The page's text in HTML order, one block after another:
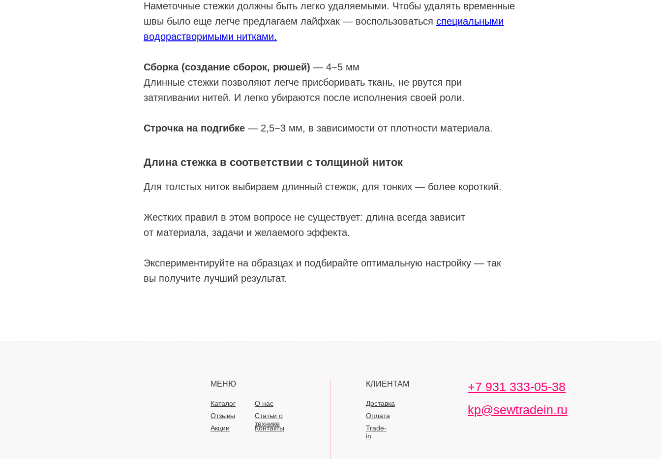
Наметочные стежки должны быть легко удаляемыми. Чтобы удалять временные
швы было еще легче предлагаем лайфхак — воспользоваться специальными
водорастворимыми нитками.
Сборка (создание сборок, рюшей) — 4−5 мм
Длинные стежки позволяют легче присборивать ткань, не рвутся при
затягивании нитей. И легко убираются после исполнения своей роли.
Строчка на подгибке — 2,5−3 мм, в зависимости от плотности материала.
Длина стежка в соответствии с толщиной ниток
Для толстых ниток выбираем длинный стежок, для тонких — более короткий.
Жестких правил в этом вопросе не существует: длина всегда зависит
от материала, задачи и желаемого эффекта.
Экспериментируйте на образцах и подбирайте оптимальную настройку — так
вы получите лучший результат.
МЕНЮ КЛИЕНТАМ
Каталог О нас
Доставка
Статьи о
технике
Оплата
Отзывы
Акции
Контакты
Trade-
in
+7 931 333-05-38
kp@sewtradein.ru